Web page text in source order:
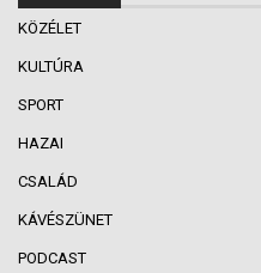
KÖZÉLET
KULTÚRA
SPORT
HAZAI
CSALÁD
KÁVÉSZÜNET
PODCAST